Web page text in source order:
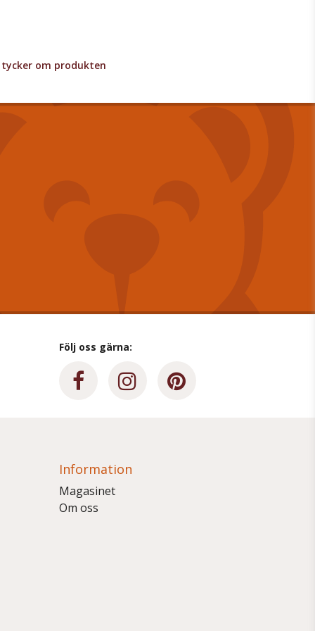
tycker om produkten
Följ oss gärna:
Information
Magasinet
Om oss